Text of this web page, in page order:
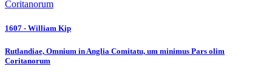
1607 - William Kip
Rutlandiae, Omnium in Anglia Comitatu, um minimus Pars olim
Coritanorum